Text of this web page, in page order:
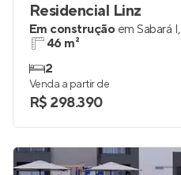
Residencial Linz
Em construção em Sabará I,
46 m²
2
Venda a partir de
R$ 298.390